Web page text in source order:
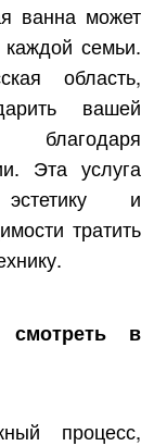
ванна может
семьи.
область,
вашей
Эта услуга
эстетику и
тратить
смотреть в
процесс,